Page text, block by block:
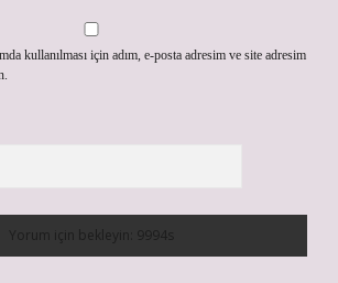
kullanılması için adım, e-posta adresim ve site adresim